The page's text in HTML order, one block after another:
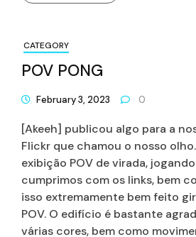
CATEGORY
POV PONG
February 3, 2023 0
[Akeeh] publicou algo para a
Flickr que chamou o nosso
exibição POV de virada,
cumprimos com os links, bem
isso extremamente bem feito
POV. O edifício é bastante
várias cores, bem como